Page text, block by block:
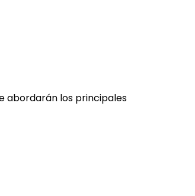
abordarán los principales